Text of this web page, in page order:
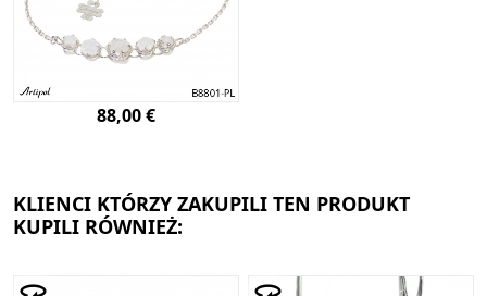
88,00 €
KLIENCI KTÓRZY ZAKUPILI TEN PRODUKT
KUPILI RÓWNIEŻ: